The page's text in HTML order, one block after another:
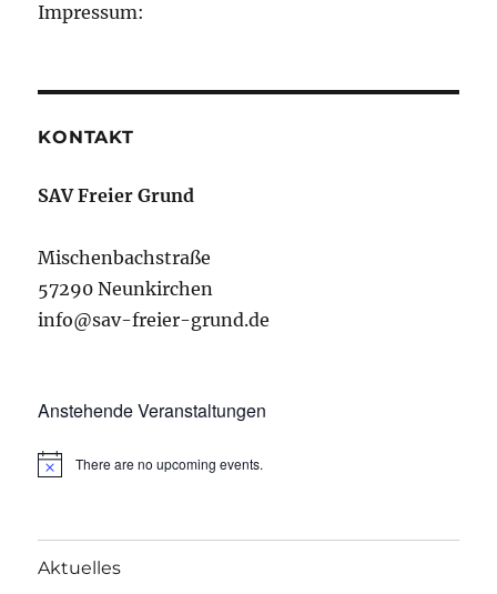
Impressum:
KONTAKT
SAV Freier Grund
Mischenbachstraße
57290 Neunkirchen
info@sav-freier-grund.de
Anstehende Veranstaltungen
There are no upcoming events.
Aktuelles